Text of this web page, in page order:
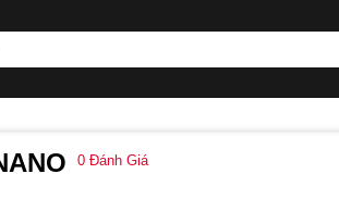
0 Đánh Giá